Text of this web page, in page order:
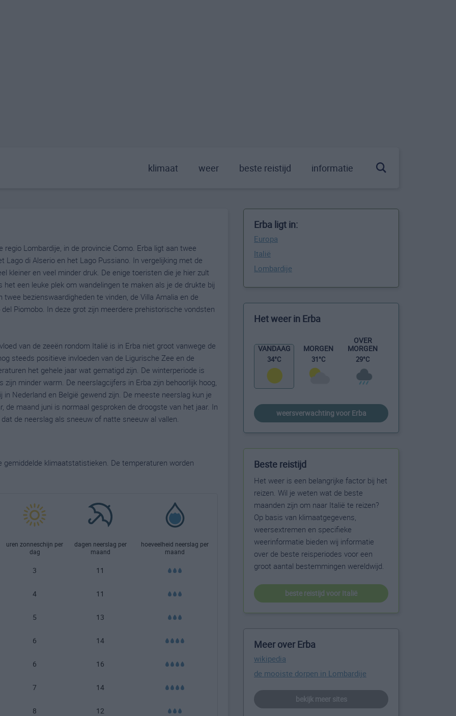
klimaat weer beste reistijd informatie
Lombardije, in de provincie Como. Erba ligt aan twee
Lago di Alserio en het Lago Pussiano. In vergelijking met de
kleiner en veel minder druk. De enige toeristen die je hier zult
een leuke plek om wandelingen te maken als je de drukte bij
bezienswaardigheden te vinden, de Villa Amalia en de
Piomobo. In deze grot zijn meerdere prehistorische vondsten
van de zeeën rondom Italië is in Erba niet groot vanwege de
steeds positieve invloeden van de Ligurische Zee en de
het gehele jaar wat gematigd zijn. De winterperiode is
minder warm. De neerslagcijfers in Erba zijn behoorlijk hoog,
Nederland en België gewend zijn. De meeste neerslag kun je
de maand juni is normaal gesproken de droogste van het jaar. In
de neerslag als sneeuw of natte sneeuw al vallen.
klimaatstatistieken. De temperaturen worden
uren zonneschijn per
dag
dagen neerslag per
maand
hoeveelheid neerslag per
maand
3 11
4 11
5 13
6 14
6 16
7 14
8 12
Erba ligt in:
Europa
Italië
Lombardije
Het weer in Erba
VANDAAG
34°C
MORGEN
31°C
OVER
MORGEN
29°C
weersverwachting voor Erba
Beste reistijd
Het weer is een belangrijke factor bij het
reizen. Wil je weten wat de beste
maanden zijn om naar Italië te reizen?
Op basis van klimaatgegevens,
weersextremen en specifieke
weerinformatie bieden wij informatie
over de beste reisperiodes voor een
groot aantal bestemmingen wereldwijd.
beste reistijd voor Italië
Meer over Erba
wikipedia
de mooiste dorpen in Lombardije
bekijk meer sites